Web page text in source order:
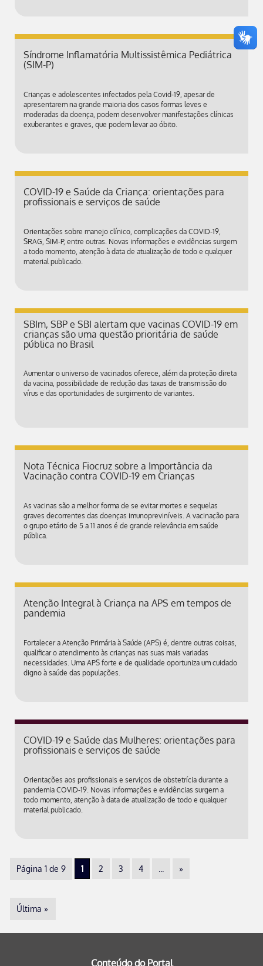
Síndrome Inflamatória Multissistêmica Pediátrica
(SIM-P)
Crianças e adolescentes infectados pela Covid-19, apesar de
apresentarem na grande maioria dos casos formas leves e
moderadas da doença, podem desenvolver manifestações clínicas
exuberantes e graves, que podem levar ao óbito.
COVID-19 e Saúde da Criança: orientações para
profissionais e serviços de saúde
Orientações sobre manejo clínico, complicações da COVID-19,
SRAG, SIM-P, entre outras. Novas informações e evidências surgem
a todo momento, atenção à data de atualização de todo e qualquer
material publicado.
SBIm, SBP e SBI alertam que vacinas COVID-19 em
crianças são uma questão prioritária de saúde
pública no Brasil
Aumentar o universo de vacinados oferece, além da proteção direta
da vacina, possibilidade de redução das taxas de transmissão do
vírus e das oportunidades de surgimento de variantes.
Nota Técnica Fiocruz sobre a Importância da
Vacinação contra COVID-19 em Crianças
As vacinas são a melhor forma de se evitar mortes e sequelas
graves decorrentes das doenças imunopreviníveis. A vacinação para
o grupo etário de 5 a 11 anos é de grande relevância em saúde
pública.
Atenção Integral à Criança na APS em tempos de
pandemia
Fortalecer a Atenção Primária à Saúde (APS) é, dentre outras coisas,
qualificar o atendimento às crianças nas suas mais variadas
necessidades. Uma APS forte e de qualidade oportuniza um cuidado
digno à saúde das populações.
COVID-19 e Saúde das Mulheres: orientações para
profissionais e serviços de saúde
Orientações aos profissionais e serviços de obstetrícia durante a
pandemia COVID-19. Novas informações e evidências surgem a
todo momento, atenção à data de atualização de todo e qualquer
material publicado.
Página 1 de 9 1 2 3 4 »
Última »
Conteúdo do Portal